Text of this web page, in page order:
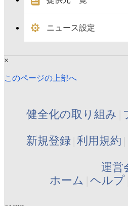
ニュース設定
×
このページの上部へ
健全化の取り組み
新規登録 利用規約
運営
ホーム ヘルプ